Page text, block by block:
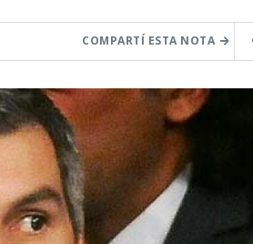
COMPARTÍ ESTA NOTA